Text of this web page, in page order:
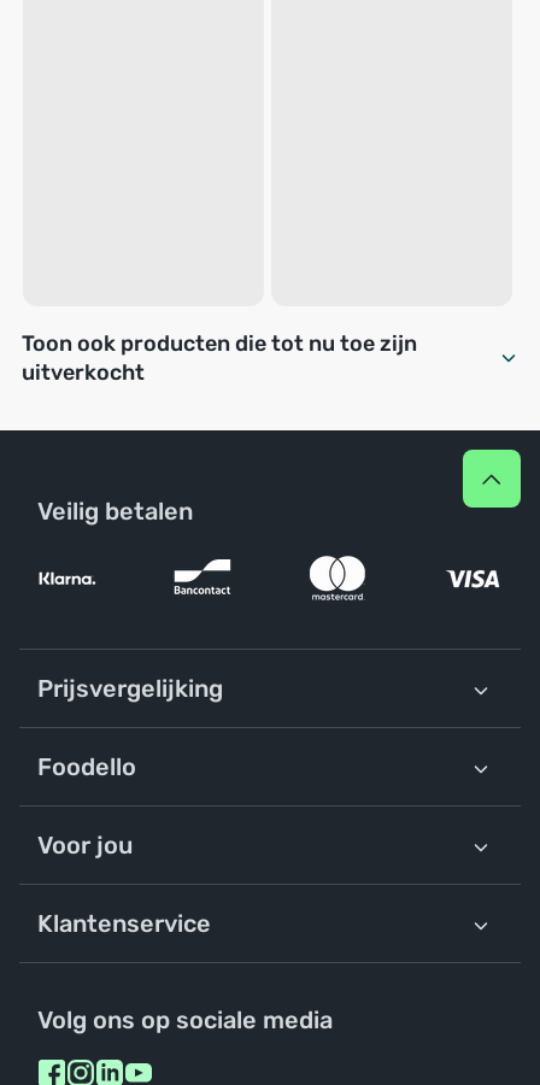
Toon ook producten die tot nu toe zijn
uitverkocht
Veilig betalen
Prijsvergelijking
Foodello
Voor jou
Klantenservice
Volg ons op sociale media